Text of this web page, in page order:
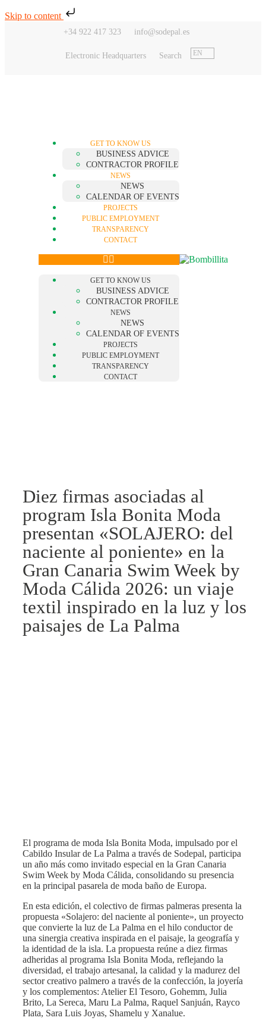
Skip to content
+34 922 417 323 info@sodepal.es
Electronic Headquarters Search EN
GET TO KNOW US
BUSINESS ADVICE
CONTRACTOR PROFILE
NEWS
NEWS
CALENDAR OF EVENTS
PROJECTS
PUBLIC EMPLOYMENT
TRANSPARENCY
CONTACT
GET TO KNOW US
BUSINESS ADVICE
CONTRACTOR PROFILE
NEWS
NEWS
CALENDAR OF EVENTS
PROJECTS
PUBLIC EMPLOYMENT
TRANSPARENCY
CONTACT
Diez firmas asociadas al
program Isla Bonita Moda
presentan «SOLAJERO: del
naciente al poniente» en la
Gran Canaria Swim Week by
Moda Cálida 2026: un viaje
textil inspirado en la luz y los
paisajes de La Palma
El programa de moda Isla Bonita Moda, impulsado por el
Cabildo Insular de La Palma a través de Sodepal, participa
un año más como invitado especial en la Gran Canaria
Swim Week by Moda Cálida, consolidando su presencia
en la principal pasarela de moda baño de Europa.
En esta edición, el colectivo de firmas palmeras presenta la
propuesta «Solajero: del naciente al poniente», un proyecto
que convierte la luz de La Palma en el hilo conductor de
una sinergia creativa inspirada en el paisaje, la geografía y
la identidad de la isla. La propuesta reúne a diez firmas
adheridas al programa Isla Bonita Moda, reflejando la
diversidad, el trabajo artesanal, la calidad y la madurez del
sector creativo palmero a través de la confección, la joyería
y los complementos: Atelier El Tesoro, Gohemm, Julia
Brito, La Sereca, Maru La Palma, Raquel Sanjuán, Rayco
Plata, Sara Luis Joyas, Shamelu y Xanalue.